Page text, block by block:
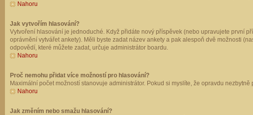
Nahoru
Jak vytvořím hlasování?
Vytvoření hlasování je jednoduché. Když přidáte nový příspěvek (nebo upravujete první
oprávnění vytvářet ankety). Měli byste zadat název ankety a pak alespoň dvě možnosti
odpovědí, které můžete zadat, určuje administrátor boardu.
Nahoru
Proč nemohu přidat více možností pro hlasování?
Maximální počet možností stanovuje administrátor. Pokud si myslíte, že opravdu
Nahoru
Jak změním nebo smažu hlasování?